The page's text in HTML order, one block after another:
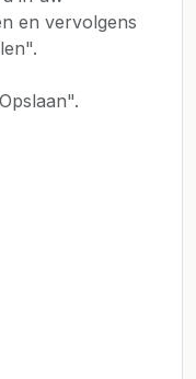
en vervolgens